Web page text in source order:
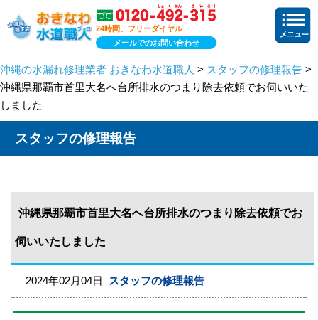
24時間、フリーダイヤル
メールでのお問い合わせ
沖縄の水漏れ修理業者 おきなわ水道職人 > スタッフの修理報告 >
沖縄県那覇市首里大名へ台所排水のつまり除去依頼でお伺いいた
しました
スタッフの修理報告
沖縄県那覇市首里大名へ台所排水のつまり除去依頼でお
伺いいたしました
2024年02月04日 スタッフの修理報告